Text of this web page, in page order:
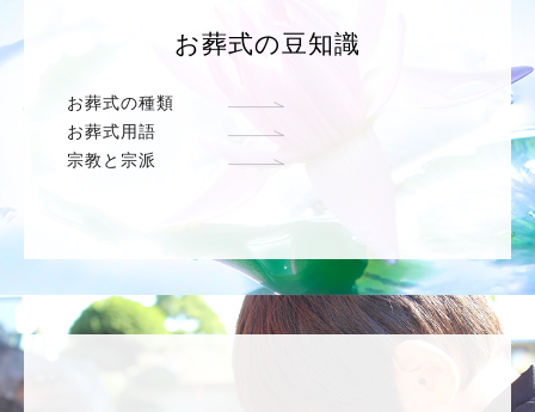
お葬式の豆知識
お葬式の種類
お葬式用語
宗教と宗派